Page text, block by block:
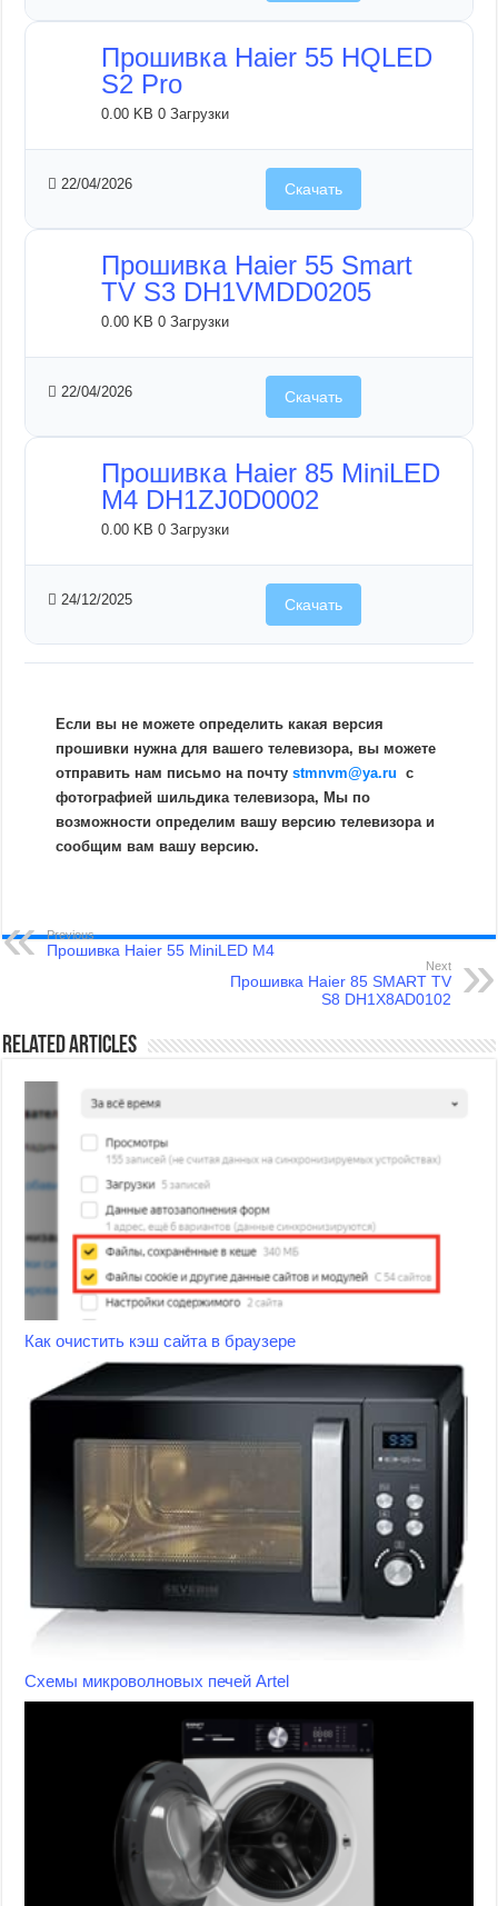
Прошивка Haier 55 HQLED
S2 Pro
0.00 KB0 Загрузки
22/04/2026 Скачать
Прошивка Haier 55 Smart
TV S3 DH1VMDD0205
0.00 KB0 Загрузки
22/04/2026 Скачать
Прошивка Haier 85 MiniLED
M4 DH1ZJ0D0002
0.00 KB0 Загрузки
24/12/2025 Скачать
Если вы не можете определить какая версия
прошивки нужна для вашего телевизора, вы можете
отправить нам письмо на почтуstmnvm@ya.ru c
фотографией шильдика телевизора, Мы по
возможности определим вашу версию телевизора и
сообщим вам вашу версию.
Previous
Прошивка Haier 55 MiniLED M4
Next
Прошивка Haier 85 SMART TV
S8 DH1X8AD0102
Related Articles
Как очистить кэш сайта в браузере
Схемы микроволновых печей Artel